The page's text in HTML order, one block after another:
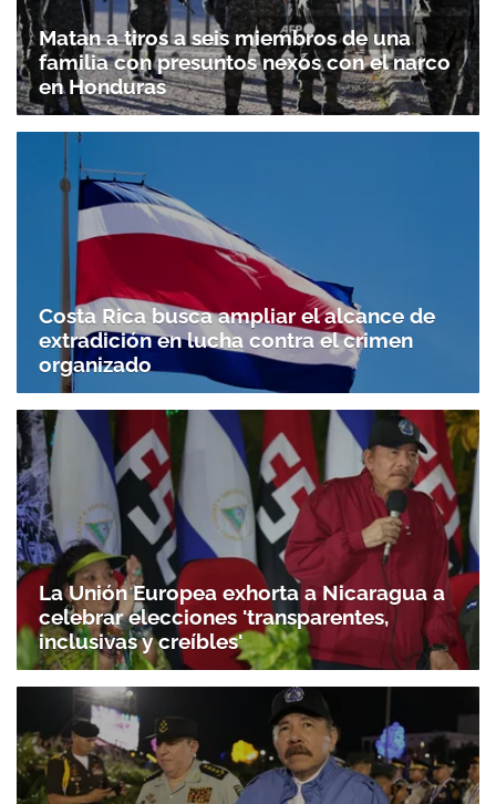
Matan a tiros a seis miembros de una
familia con presuntos nexos con el narco
en Honduras
Costa Rica busca ampliar el alcance de
extradición en lucha contra el crimen
organizado
La Unión Europea exhorta a Nicaragua a
celebrar elecciones 'transparentes,
inclusivas y creíbles'